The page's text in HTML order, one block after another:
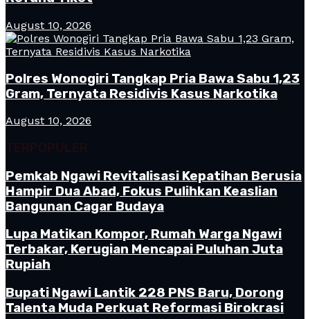
August 10, 2026
Polres Wonogiri Tangkap Pria Bawa Sabu 1,23
Gram, Ternyata Residivis Kasus Narkotika
August 10, 2026
TERPOPULER
Pemkab Ngawi Revitalisasi Kepatihan Berusia
Hampir Dua Abad, Fokus Pulihkan Keaslian
Bangunan Cagar Budaya
Lupa Matikan Kompor, Rumah Warga Ngawi
Terbakar, Kerugian Mencapai Puluhan Juta
Rupiah
Bupati Ngawi Lantik 228 PNS Baru, Dorong
Talenta Muda Perkuat Reformasi Birokrasi